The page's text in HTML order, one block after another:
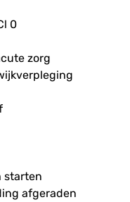
0
zorg
starten
afgeraden